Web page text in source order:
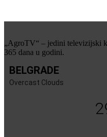
„AgroTV“ – jedini televizijski
365 dana u godini.
BELGRADE
Overcast Clouds